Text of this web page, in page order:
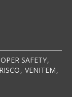
SAFETY
RISCO VENITEM